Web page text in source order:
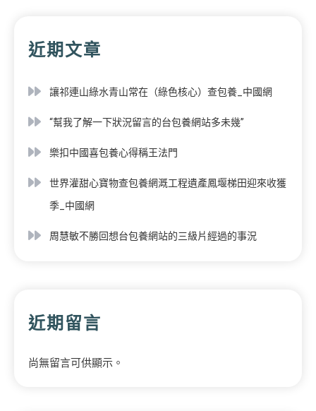
近期文章
讓祁連山綠水青山常在（綠色核心）查包養_中國網
“幫我了解一下狀況留言的台包養網站多未幾”
樂扣中國喜包養心得稱王法門
世界灌甜心寶物查包養網溉工程遺產鳳堰梯田迎來收獲
季_中國網
周慧敏不勝回想台包養網站的三級片經過的事況
近期留言
尚無留言可供顯示。